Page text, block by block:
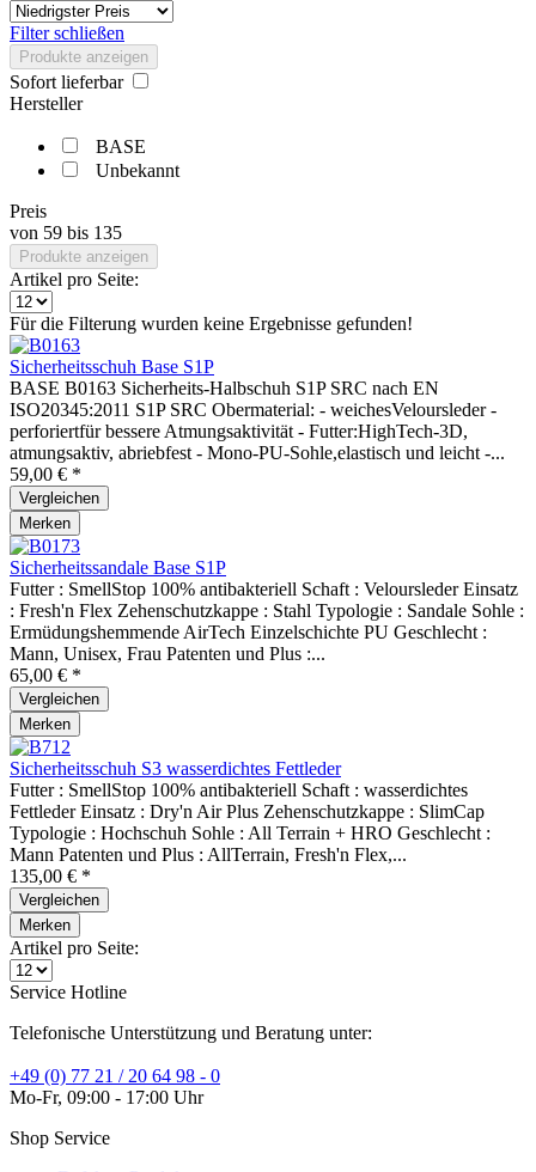
Filter schließen
Produkte anzeigen
Sofort lieferbar
Hersteller
BASE
Unbekannt
Preis
von 59 bis 135
Produkte anzeigen
Artikel pro Seite:
Für die Filterung wurden keine Ergebnisse gefunden!
Sicherheitsschuh Base S1P
BASE B0163 Sicherheits-Halbschuh S1P SRC nach EN
ISO20345:2011 S1P SRC Obermaterial: - weichesVeloursleder -
perforiertfür bessere Atmungsaktivität - Futter:HighTech-3D,
atmungsaktiv, abriebfest - Mono-PU-Sohle,elastisch und leicht -...
59,00 € *
Vergleichen
Merken
Sicherheitssandale Base S1P
Futter : SmellStop 100% antibakteriell Schaft : Veloursleder Einsatz
: Fresh'n Flex Zehenschutzkappe : Stahl Typologie : Sandale Sohle :
Ermüdungshemmende AirTech Einzelschichte PU Geschlecht :
Mann, Unisex, Frau Patenten und Plus :...
65,00 € *
Vergleichen
Merken
Sicherheitsschuh S3 wasserdichtes Fettleder
Futter : SmellStop 100% antibakteriell Schaft : wasserdichtes
Fettleder Einsatz : Dry'n Air Plus Zehenschutzkappe : SlimCap
Typologie : Hochschuh Sohle : All Terrain + HRO Geschlecht :
Mann Patenten und Plus : AllTerrain, Fresh'n Flex,...
135,00 € *
Vergleichen
Merken
Artikel pro Seite:
Service Hotline
Telefonische Unterstützung und Beratung unter:
+49 (0) 77 21 / 20 64 98 - 0
Mo-Fr, 09:00 - 17:00 Uhr
Shop Service